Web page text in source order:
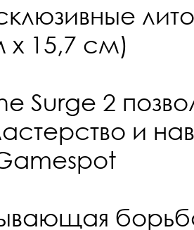
х 15,7 см)
Surge 2
и